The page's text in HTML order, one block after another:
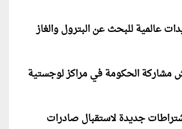
طرح 3 مزايدات عالمية للبحث عن البترول والغاز
مشاركة الحكومة في مراكز لوجستية
جديدة لاستقبال صادرات